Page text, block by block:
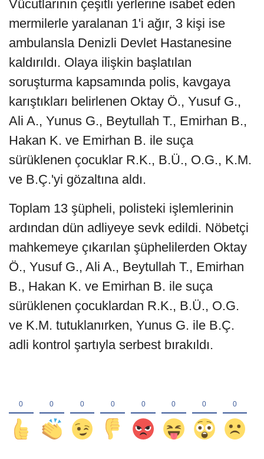
Vücutlarının çeşitli yerlerine isabet eden
mermilerle yaralanan 1'i ağır, 3 kişi ise
ambulansla Denizli Devlet Hastanesine
kaldırıldı. Olaya ilişkin başlatılan
soruşturma kapsamında polis, kavgaya
karıştıkları belirlenen Oktay Ö., Yusuf G.,
Ali A., Yunus G., Beytullah T., Emirhan B.,
Hakan K. ve Emirhan B. ile suça
sürüklenen çocuklar R.K., B.Ü., O.G., K.M.
ve B.Ç.'yi gözaltına aldı.
Toplam 13 şüpheli, polisteki işlemlerinin
ardından dün adliyeye sevk edildi. Nöbetçi
mahkemeye çıkarılan şüphelilerden Oktay
Ö., Yusuf G., Ali A., Beytullah T., Emirhan
B., Hakan K. ve Emirhan B. ile suça
sürüklenen çocuklardan R.K., B.Ü., O.G.
ve K.M. tutuklanırken, Yunus G. ile B.Ç.
adli kontrol şartıyla serbest bırakıldı.